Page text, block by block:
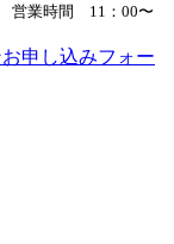
営業時間 11：00〜
申し込みフォー